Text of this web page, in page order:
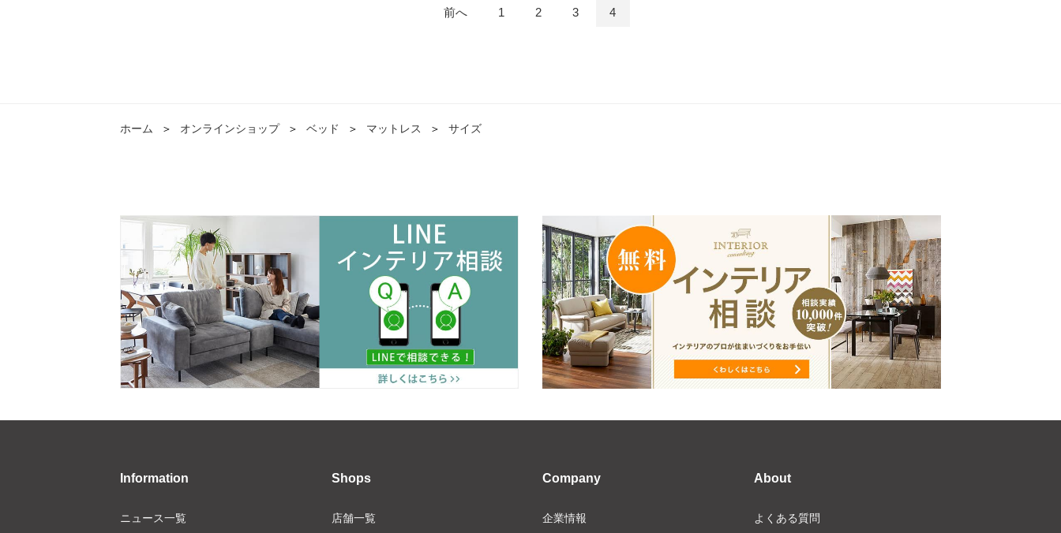
前へ 1 2 3 4
ホーム ＞ オンラインショップ ＞ ベッド ＞ マットレス ＞ サイズ
Information
ニュース一覧
Shops
店舗一覧
Company
企業情報
About
よくある質問